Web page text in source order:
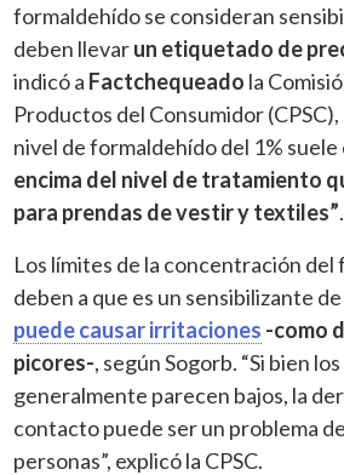
formaldehído se consideran
deben llevarun etiquetado de
indicó a Factchequeado la
Productos del Consumidor
nivel de formaldehído del 1%
encima del nivel de tratamiento
para prendas de vestir y textiles”.
Los límites de la concentración del
deben a que es un sensibilizante
puede causar irritaciones -como
picores-, según Sogorb. “Si bien
generalmente parecen bajos, la
contacto puede ser un problema
personas”, explicó la CPSC.